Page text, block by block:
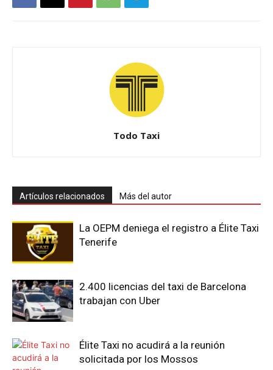
Todo Taxi
Artículos relacionados Más del autor
La OEPM deniega el registro a Élite Taxi
Tenerife
2.400 licencias del taxi de Barcelona
trabajan con Uber
Élite Taxi no acudirá a la reunión
solicitada por los Mossos